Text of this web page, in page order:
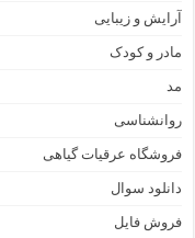
آرایش و زیبایی
مادر و کودک
مد
روانشناسی
فروشگاه عرقیات گیاهی
دانلود سوال
فروش فایل